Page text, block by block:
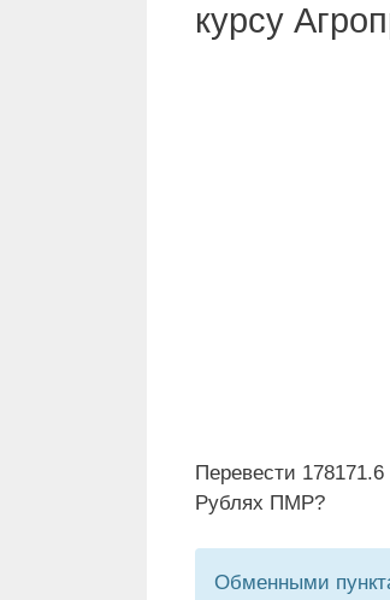
курсу
Перевести
Рублях ПМР?
Обменными